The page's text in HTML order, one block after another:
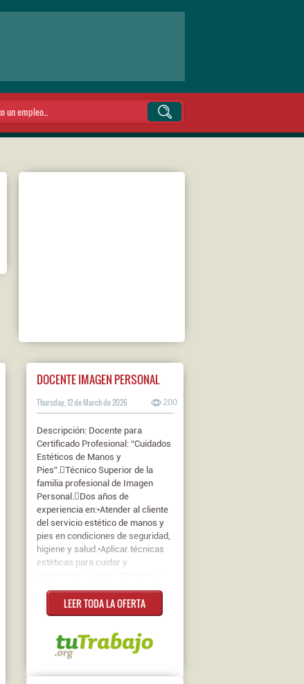
DOCENTE IMAGEN PERSONAL
Thursday, 12 de March de 2026 200
Descripción: Docente para
Certificado Profesional: “Cuidados
Estéticos de Manos y
Pies”.Técnico Superior de la
familia profesional de Imagen
Personal.Dos años de
experiencia en:•Atender al cliente
del servicio estético de manos y
pies en condiciones de seguridad,
higiene y salud.•Aplicar técnicas
estéticas para cuidar y
aplicar uñas artificiales.•Realizar
tratamientos estéticos de manos
y pies.Haber realizado el
“DOCENCIA DE LA FORMACI...
Contrato: Obra y Servicio Jornada:
LEER TODA LA OFERTA